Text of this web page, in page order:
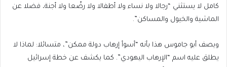
كامل لا يستثني “رجالا ولا نساء ولا أطفالا ولا رضّعا ولا أجنة، فضلا عن
الماشية والخيول والمساكن”.
ويصف أبو جاموس هذا بأنه “أسوأ إرهاب دولة ممكن”، متسائلا: لماذا لا
يطلق عليه اسم “الإرهاب اليهودي”. كما يكشف عن خطة إسرائيل